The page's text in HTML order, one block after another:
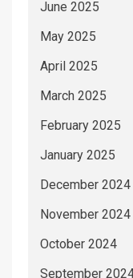
June 2025
May 2025
April 2025
March 2025
February 2025
January 2025
December 2024
November 2024
October 2024
September